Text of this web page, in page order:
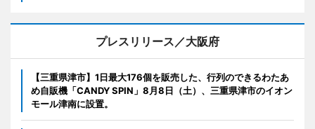
プレスリリース／大阪府
【三重県津市】1日最大176個を販売した、行列のできるわたあ
め自販機「CANDY SPIN」8月8日（土）、三重県津市のイオン
モール津南に設置。